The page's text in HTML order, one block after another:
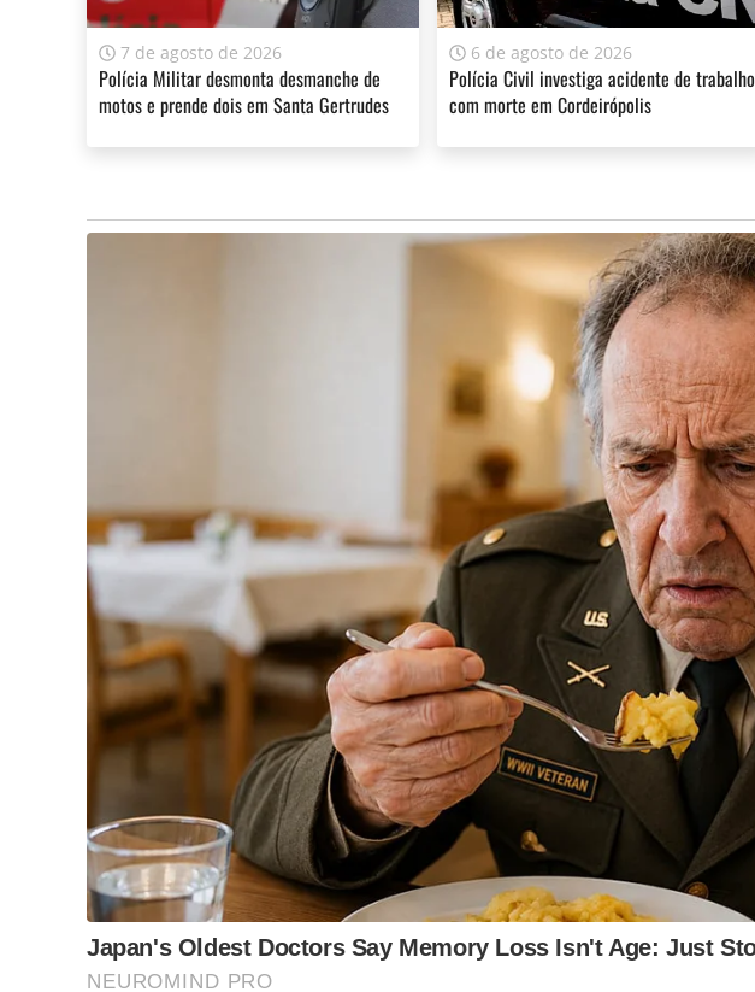
7 de agosto de 2026
Polícia Militar desmonta desmanche de
motos e prende dois em Santa Gertrudes
6 de agosto de 2026
Polícia Civil investiga acidente de trabalho
com morte em Cordeirópolis